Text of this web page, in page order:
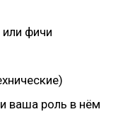
или фичи
ваша роль в нём